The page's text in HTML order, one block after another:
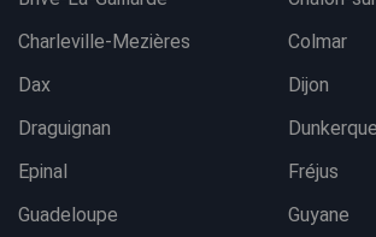
Charleville-Mezières
Colmar
Dax
Dijon
Draguignan
Dunkerque
Epinal
Fréjus
Guadeloupe
Guyane